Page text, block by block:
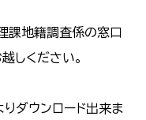
課地籍調査係の窓口
しください。
ダウンロード出来ま